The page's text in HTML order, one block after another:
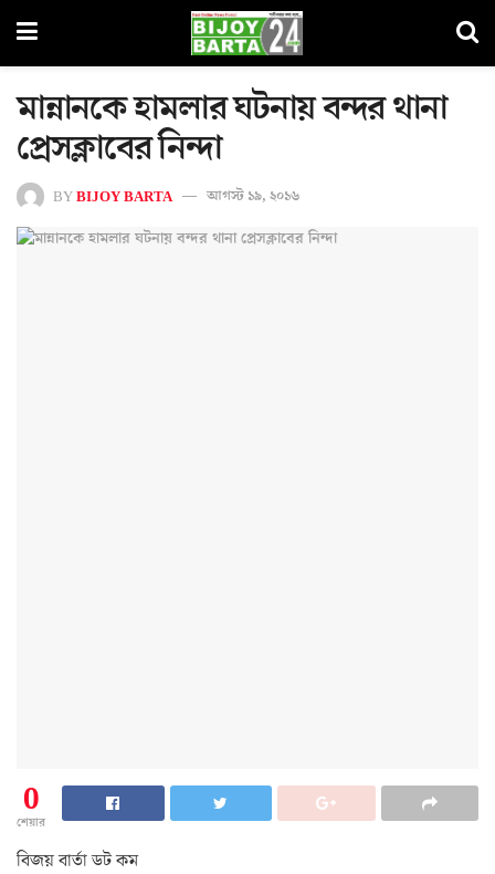
মান্নানকে হামলার ঘটনায় বন্দর থানা
প্রেসক্লাবের নিন্দা
BYBIJOY BARTA আগস্ট ১৯, ২০১৬
0
শেয়ার
বিজয় বার্তা ডট কম